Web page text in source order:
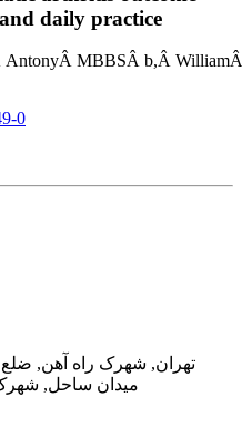
daily practice
MBBSÂ b,Â
0
تهران, شهرک راه آهن,
میدان ساحل, شهرک